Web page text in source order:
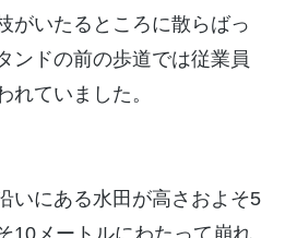
がいたるところに散らばっ
ンドの前の歩道では従業員
れていました。
いにある水田が高さおよそ5